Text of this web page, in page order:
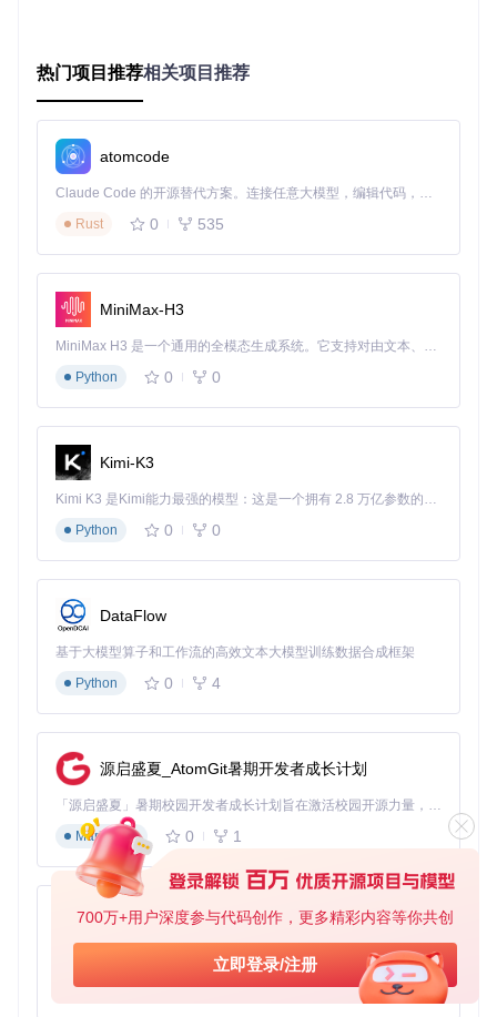
700万+用户深度参与代码创作，更多精彩内容等你共创
立即登录/注册
快速配置方法
修改main.tex中的基本信息即可快速配置论文：
设置论文类型（学士/硕士/博士）
填写作者、导师信息
定义关键词和摘要
make wordcount
Compile.bat wordcount
最佳实践建议
版本控制：使用Git管理论文版本，便于追踪修改历史
定期备份
模块化写作：按章节分开文件，提高协作效率
参考文献管理：使用BibTeX规范管理引用文献
编辑器推荐
VS Code
TeXstudio：专为LaTeX设计的集成开发环境
Overleaf ：在线LaTeX编辑器，支持实时协作
JabRef：参考文献管理工具
Git：版本控制系统
通过本指南，您可以快速上手上海交通大学LaTeX论文模板，
轻松完成学术论文的规范排版工作。模板的自动化功能将大幅
减少格式调整时间，让您更专注于学术内容的创作。
SJTUThesis 下载源代码
上海交通大学 LaTeX 论文模板 | Shanghai Jiao Tong University LaTeX Thesis Template
项目地址：
热门项目推荐相关项目推荐
atomcode
Claude Code 的开源替代方案。连接任意大模型，编辑代码，运行命令，自动验证 — 全自动执行。用 Rust 构建，极致性能。 ｜ An open-source alternative to Claude Code. Connect any LLM, edit code, run commands, and verify changes — autonomously. Built in Rust for speed. Get Started
Rust
0 535
MiniMax-H3
MiniMax H3 是一个通用的全模态生成系统。它支持对由文本、图像、视频和音频组成的多模态上下文进行统一理解，并能生成分辨率高达 2K、时长可达 15 秒的带原生立体声音频的视频。得益于面向任务泛化的系统设计，H3 在预训练阶段就已具备广泛的多模态上下文理解与生成能力，能够出色地执行复杂的多模态指令。
Python
0 0
Kimi-K3
Kimi K3 是Kimi能力最强的模型：这是一个拥有 2.8 万亿参数的混合专家（MoE）模型，具备原生视觉理解能力，并支持 100 万 token 的上下文窗口。
Python
0 0
DataFlow
基于大模型算子和工作流的高效文本大模型训练数据合成框架
Python
0 4
源启盛夏_AtomGit暑期开发者成长计划
「源启盛夏」暑期校园开发者成长计划旨在激活校园开源力量，通过积分激励、认证扶持、资源倾斜等形式，引导高校组织和开发者完成「入驻 — 建项目 — 做贡献 — 获认证 — 得资源」的完整闭环。无论你是想带领社团入驻平台的组织者，还是希望用代码贡献证明自己的开发者，都能在这里找到属于你的成长路径。
Markdown
0 1
py-xiaozhi
基于Python的Xiaozhi AI，适用于想要完整Xiaozhi体验而无需拥有专用硬件的用户。
Python
0 1